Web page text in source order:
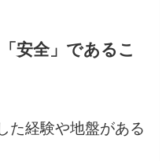
安全」であるこ
た経験や地盤がある